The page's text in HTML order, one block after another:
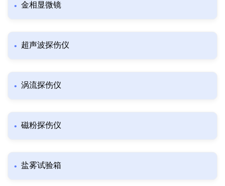
金相显微镜
超声波探伤仪
涡流探伤仪
磁粉探伤仪
盐雾试验箱